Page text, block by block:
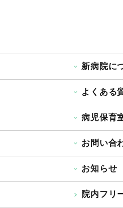
新病院に
よくある
病児保育
お問い合
お知らせ
院内フリ